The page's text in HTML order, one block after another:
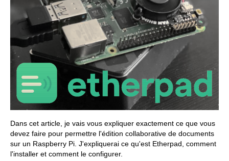
Dans cet article, je vais vous expliquer exactement ce que vous
devez faire pour permettre l'édition collaborative de documents
sur un Raspberry Pi. J'expliquerai ce qu'est Etherpad, comment
l'installer et comment le configurer.